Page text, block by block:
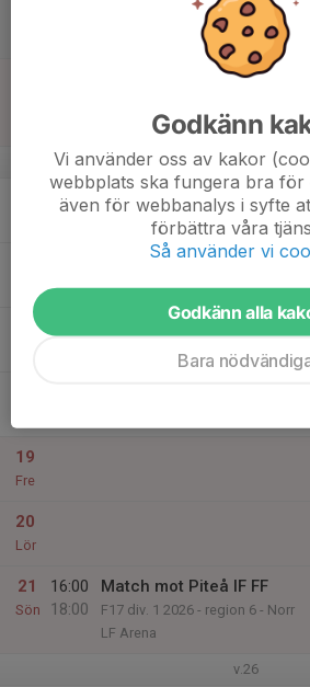
Match mot Kågedalens
Hedens IP Storfors
v.25
17:00
Träning
Heden Supermarket planen
21:00
Träning
Heden Supermarket planen
17
19
Fre
20
Lör
21
Sön
16:00
18:00
Match mot Piteå IF FF
F17 div. 1 2026 - region 6 - Norr
LF Arena
v.26
Godkänn
Vi använder oss av kakor
webbplats ska fungera bra för
även för webbanalys i syfte
förbättra våra
Så använder vi
Godkänn alla
Bara